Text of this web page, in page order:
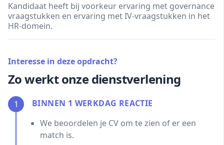
Kandidaat heeft bij voorkeur ervaring met governance
vraagstukken en ervaring met IV-vraagstukken in het
HR-domein.
Interesse in deze opdracht?
Zo werkt onze dienstverlening
1
BINNEN 1 WERKDAG REACTIE
We beoordelen je CV om te zien of er een
match is.